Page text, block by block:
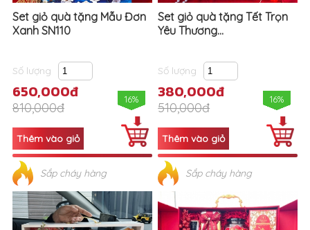
Set giỏ quà tặng Mẫu Đơn
Xanh SN110
Số lượng
650,000đ
810,000đ
16%
Sắp cháy hàng
Set giỏ quà tặng Tết Trọn
Yêu Thương...
Số lượng
380,000đ
510,000đ
16%
Sắp cháy hàng